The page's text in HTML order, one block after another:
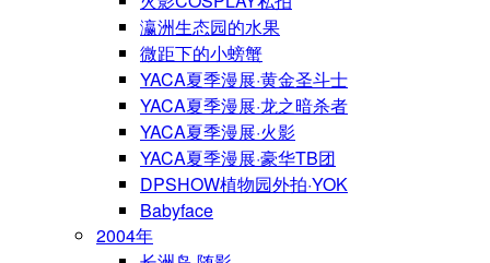
瀛洲生态园的水果
微距下的小螃蟹
YACA夏季漫展·黄金圣斗士
YACA夏季漫展·龙之暗杀者
YACA夏季漫展·火影
YACA夏季漫展·豪华TB团
DPSHOW植物园外拍·YOK
Babyface
2004年